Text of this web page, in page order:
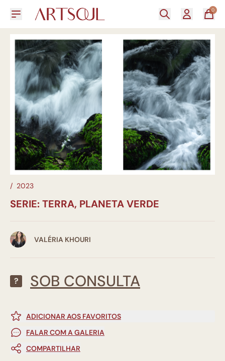
0
/ 2023
SERIE: TERRA, PLANETA VERDE
VALÉRIA KHOURI
? SOB CONSULTA
ADICIONAR AOS FAVORITOS
FALAR COM A GALERIA
COMPARTILHAR